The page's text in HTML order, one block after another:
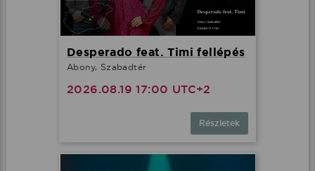
Desperado feat. Timi fellépés
Abony, Szabadtér
2026.08.19 17:00 UTC+2
Részletek